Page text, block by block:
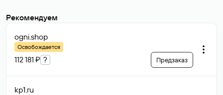
Рекомендуем
ogni.shop
Освобождается
112 181 ₽ ? Предзаказ
kp1.ru